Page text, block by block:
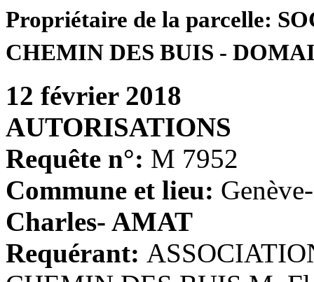
Propriétaire de la parcelle:
CHEMIN DES BUIS -
12 février 2018
AUTORISATIONS
Requête n°: M 7952
Commune et lieu:
Charles- AMAT
Requérant: